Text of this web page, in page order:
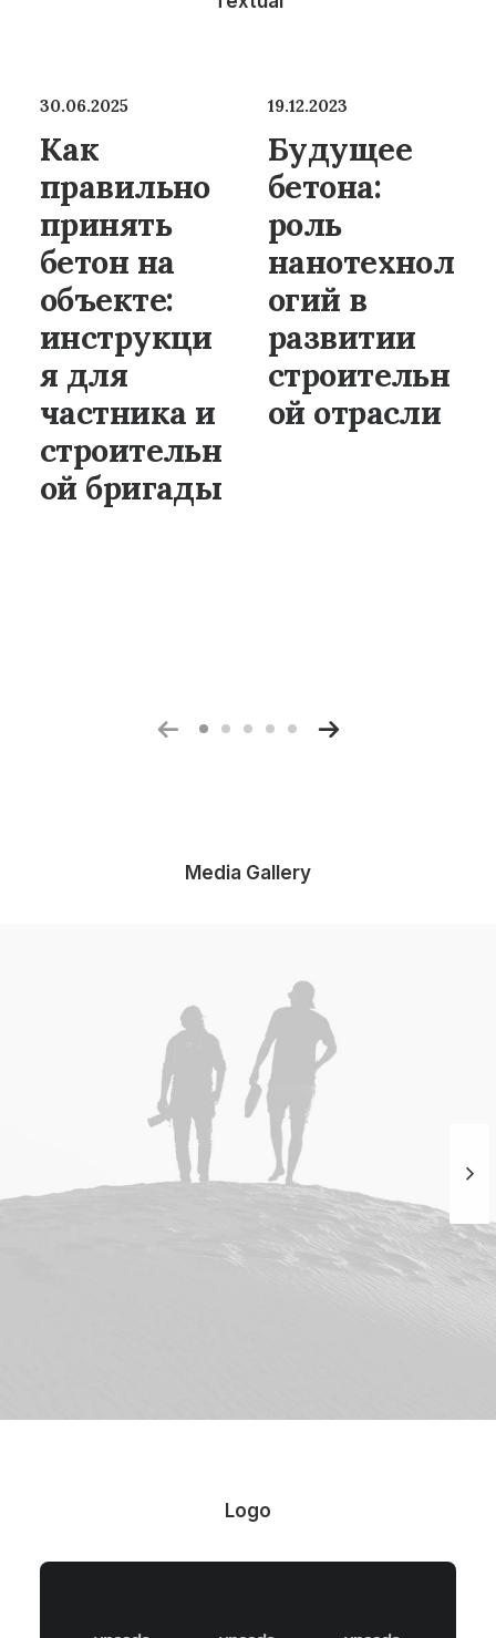
30.06.2025
Как
правильно
принять
бетон на
объекте:
инструкци
я для
частника и
строительн
ой бригады
19.12.2023
Будущее
бетона:
роль
нанотехнол
огий в
развитии
строительн
ой отрасли
Media Gallery
Logo